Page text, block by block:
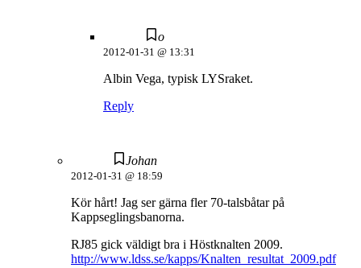
o
2012-01-31 @ 13:31
Albin Vega, typisk LYSraket.
Reply
Johan
2012-01-31 @ 18:59
Kör hårt! Jag ser gärna fler 70-talsbåtar på
Kappseglingsbanorna.
RJ85 gick väldigt bra i Höstknalten 2009.
http://www.ldss.se/kapps/Knalten_resultat_2009.pdf